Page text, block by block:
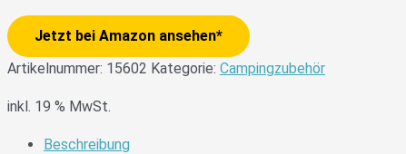
Jetzt bei Amazon ansehen*
Artikelnummer: 15602 Kategorie: Campingzubehör
inkl. 19 % MwSt.
Beschreibung